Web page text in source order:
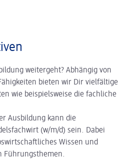
weitergeht? Abhängig von
bieten wir Dir vielfältige
wie beispielsweise die fachliche
Ausbildung kann die
(w/m/d) sein. Dabei
Wissen und
Führungsthemen.